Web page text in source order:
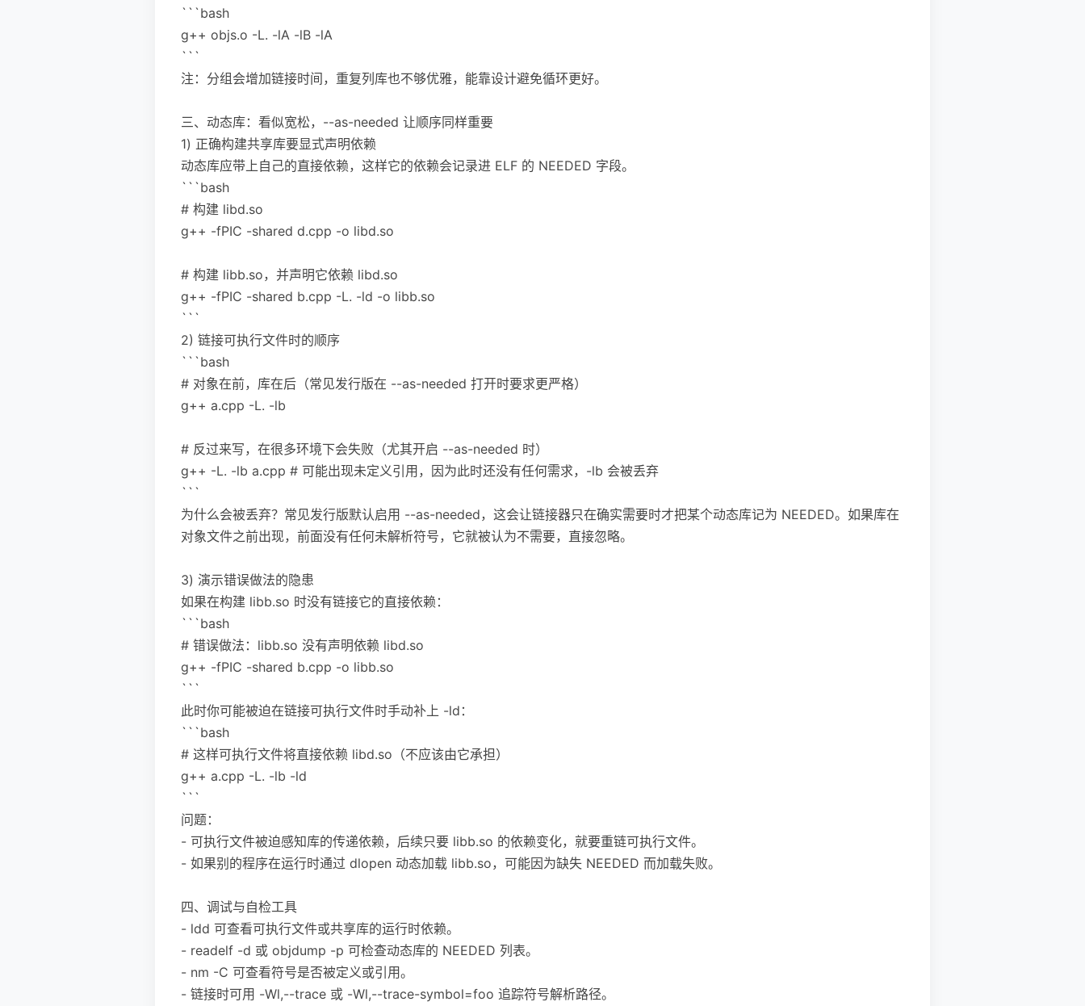
```bash
g++ objs.o -L. -lA -lB -lA
```
注：分组会增加链接时间，重复列库也不够优雅，能靠设计避免循环更好。
三、动态库：看似宽松，--as-needed 让顺序同样重要
1) 正确构建共享库要显式声明依赖
动态库应带上自己的直接依赖，这样它的依赖会记录进 ELF 的 NEEDED 字段。
```bash
# 构建 libd.so
g++ -fPIC -shared d.cpp -o libd.so
# 构建 libb.so，并声明它依赖 libd.so
g++ -fPIC -shared b.cpp -L. -ld -o libb.so
```
2) 链接可执行文件时的顺序
```bash
# 对象在前，库在后（常见发行版在 --as-needed 打开时要求更严格）
g++ a.cpp -L. -lb
# 反过来写，在很多环境下会失败（尤其开启 --as-needed 时）
g++ -L. -lb a.cpp # 可能出现未定义引用，因为此时还没有任何需求，-lb 会被丢弃
```
为什么会被丢弃？常见发行版默认启用 --as-needed，这会让链接器只在确实需要时才把某个动态库记为 NEEDED。如果库在
对象文件之前出现，前面没有任何未解析符号，它就被认为不需要，直接忽略。
3) 演示错误做法的隐患
如果在构建 libb.so 时没有链接它的直接依赖：
```bash
# 错误做法：libb.so 没有声明依赖 libd.so
g++ -fPIC -shared b.cpp -o libb.so
```
此时你可能被迫在链接可执行文件时手动补上 -ld：
```bash
# 这样可执行文件将直接依赖 libd.so（不应该由它承担）
g++ a.cpp -L. -lb -ld
```
问题：
- 可执行文件被迫感知库的传递依赖，后续只要 libb.so 的依赖变化，就要重链可执行文件。
- 如果别的程序在运行时通过 dlopen 动态加载 libb.so，可能因为缺失 NEEDED 而加载失败。
四、调试与自检工具
- ldd 可查看可执行文件或共享库的运行时依赖。
- readelf -d 或 objdump -p 可检查动态库的 NEEDED 列表。
- nm -C 可查看符号是否被定义或引用。
- 链接时可用 -Wl,--trace 或 -Wl,--trace-symbol=foo 追踪符号解析路径。